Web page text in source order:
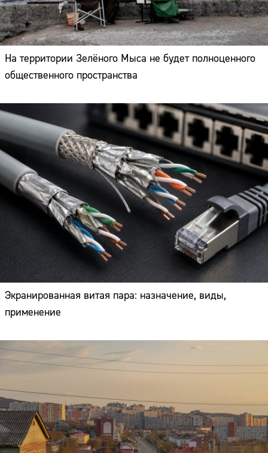
На территории Зелёного Мыса не будет полноценного
общественного пространства
Экранированная витая пара: назначение, виды,
применение